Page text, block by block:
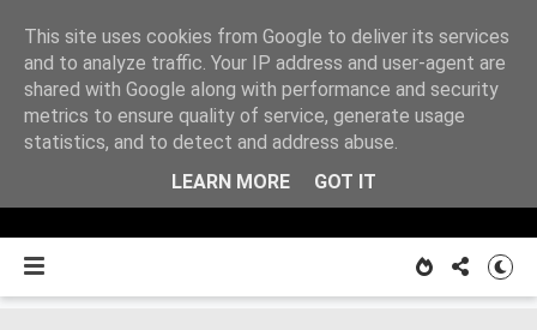
Z
notatnika
O MNIE
This site uses cookies from Google to deliver its services
and to analyze traffic. Your IP address and user-agent are
shared with Google along with performance and security
metrics to ensure quality of service, generate usage
statistics, and to detect and address abuse.
LEARN MORE
GOT IT